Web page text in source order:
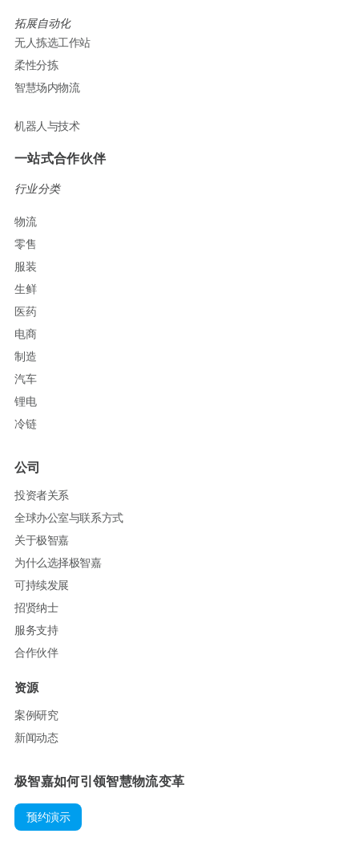
拓展自动化
无人拣选工作站
柔性分拣
智慧场内物流
机器人与技术
一站式合作伙伴
行业分类
物流
零售
服装
生鲜
医药
电商
制造
汽车
锂电
冷链
公司
投资者关系
全球办公室与联系方式
关于极智嘉
为什么选择极智嘉
可持续发展
招贤纳士
服务支持
合作伙伴
资源
案例研究
新闻动态
极智嘉如何引领智慧物流变革
预约演示